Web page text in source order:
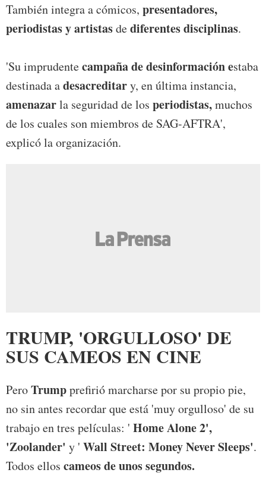
También integra a cómicos, presentadores,
periodistas y artistasdediferentes disciplinas.
'Su imprudentecampaña de desinformación estaba
destinada adesacreditary, en última instancia,
amenazarla seguridad de los periodistas,muchos
de los cuales son miembros de SAG-AFTRA',
explicó la organización.
TRUMP, 'ORGULLOSO' DE
SUS CAMEOS EN CINE
PeroTrumpprefirió marcharse por su propio pie,
no sin antes recordar que está 'muy orgulloso' de su
trabajo en tres películas: ' Home Alone 2',
'Zoolander' y ' Wall Street: Money Never Sleeps'.
Todos ellos cameos de unos segundos.